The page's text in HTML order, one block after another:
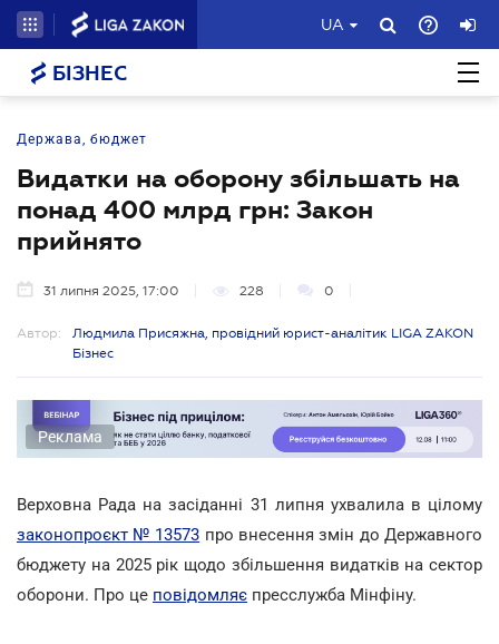
UA
БІЗНЕС
Держава, бюджет
Видатки на оборону збільшать на
понад 400 млрд грн: Закон
прийнято
31 липня 2025, 17:00 228 0
Автор:
Людмила Присяжна, провідний юрист-аналітик LIGA ZAKON
Бізнес
Реклама
Верховна Рада на засіданні 31 липня ухвалила в цілому
законопроєкт № 13573 про внесення змін до Державного
бюджету на 2025 рік щодо збільшення видатків на сектор
оборони. Про це повідомляє пресслужба Мінфіну.